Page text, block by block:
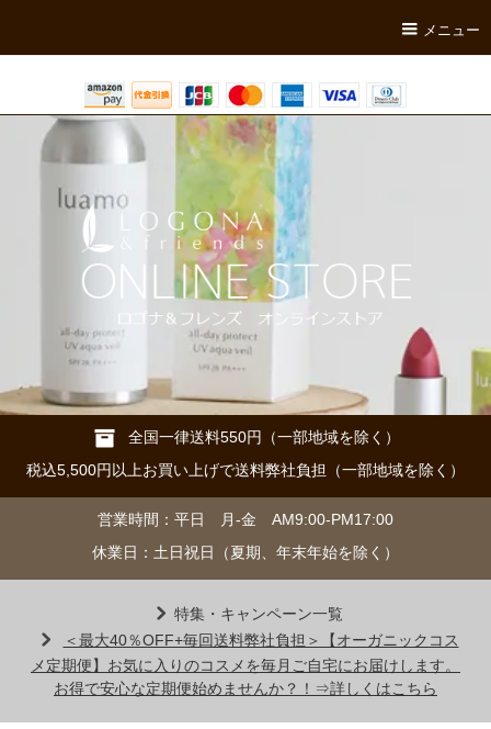
メニュー
全国一律送料550円（一部地域を除く）
税込5,500円以上お買い上げで送料弊社負担（一部地域を除く）
営業時間：平日 月-金 AM9:00-PM17:00
休業日：土日祝日（夏期、年末年始を除く）
特集・キャンペーン一覧
＜最大40％OFF+毎回送料弊社負担＞【オーガニックコス
メ定期便】お気に入りのコスメを毎月ご自宅にお届けします。
お得で安心な定期便始めませんか？！⇒詳しくはこちら